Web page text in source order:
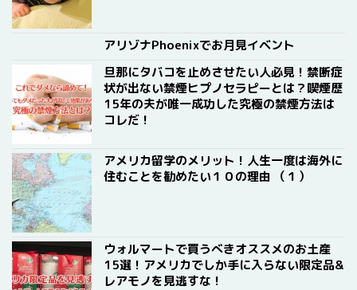
アリゾナPhoenixでお月見イベント
旦那にタバコを止めさせたい人必見！禁断症
状が出ない禁煙ヒプノセラピーとは？喫煙歴
15年の夫が唯一成功した究極の禁煙方法は
コレだ！
アメリカ留学のメリット！人生一度は海外に
住むことを勧めたい１０の理由 （１）
ウォルマートで買うべきオススメのお土産
15選！アメリカでしか手に入らない限定品&
レアモノを見逃すな！